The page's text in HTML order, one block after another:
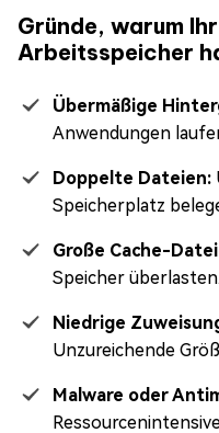
Gründe, warum
Arbeitsspeicher
Übermäßige
Anwendungen
Doppelte Dateien:
Speicherplatz
Große Cache-
Speicher überlasten.
Niedrige
Unzureichende
Malware oder